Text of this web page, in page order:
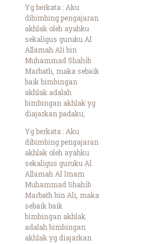
Yg berkata : Aku
dibimbing pengajaran
akhlak oleh ayahku
sekaligus guruku Al
Allamah Ali bin
Muhammad Shahib
Marbath, maka sebaik
baik bimbingan
akhlak adalah
bimbingan akhlak yg
diajarkan padaku,
Yg berkata : Aku
dibimbing pengajaran
akhlak oleh ayahku
sekaligus guruku Al
Allamah Al Imam
Muhammad Shahib
Marbath bin Ali, maka
sebaik baik
bimbingan akhlak
adalah bimbingan
akhlak yg diajarkan